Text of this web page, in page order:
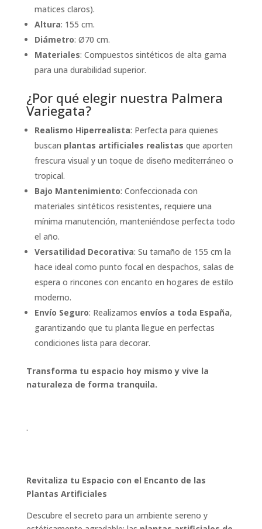
matices claros).
Altura: 155 cm.
Diámetro: Ø70 cm.
Materiales: Compuestos sintéticos de alta gama
para una durabilidad superior.
¿Por qué elegir nuestra Palmera
Variegata?
Realismo Hiperrealista: Perfecta para quienes
buscan plantas artificiales realistas que aporten
frescura visual y un toque de diseño mediterráneo o
tropical.
Bajo Mantenimiento: Confeccionada con
materiales sintéticos resistentes, requiere una
mínima manutención, manteniéndose perfecta todo
el año.
Versatilidad Decorativa: Su tamaño de 155 cm la
hace ideal como punto focal en despachos, salas de
espera o rincones con encanto en hogares de estilo
moderno.
Envío Seguro: Realizamos envíos a toda España,
garantizando que tu planta llegue en perfectas
condiciones lista para decorar.
Transforma tu espacio hoy mismo y vive la
naturaleza de forma tranquila.
.
Revitaliza tu Espacio con el Encanto de las
Plantas Artificiales
Descubre el secreto para un ambiente sereno y